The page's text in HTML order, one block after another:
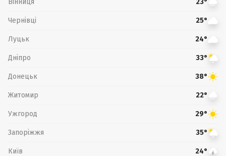
23°
Чернівці 25°
Луцьк 24°
Дніпро 33°
Донецьк 38°
Житомир 22°
Ужгород 29°
Запоріжжя 35°
Київ 24°